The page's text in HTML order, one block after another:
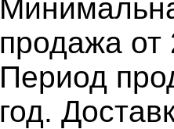
продажа от
Период
год.